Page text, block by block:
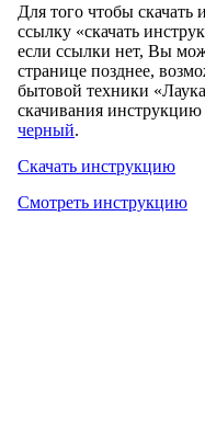
Для того чтобы
ссылку «скачать
если ссылки нет, Вы
странице позднее,
бытовой техники
скачивания инструкцию
черный.
Скачать инструкцию
Смотреть инструкцию